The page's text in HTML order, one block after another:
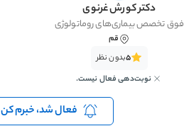
دکتر کورش غرنوی
فوق تخصص بیماری‌های روماتولوژی
قم
5بدون نظر
نوبت‌دهی فعال نیست.
فعال شد، خبرم کن